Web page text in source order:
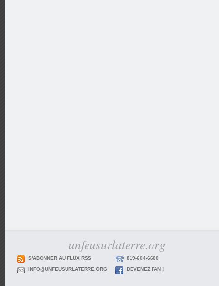
unfeusurlaterre.org
S'ABONNER AU FLUX RSS 819-604-6600
INFO@UNFEUSURLATERRE.ORG DEVENEZ FAN !